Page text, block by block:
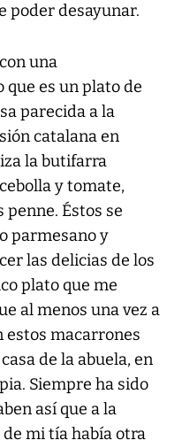
poder desayunar.
una
es un plato de
parecida a la
catalana en
la butifarra
y tomate,
penne. Éstos se
parmesano y
las delicias de los
plato que me
al menos una vez a
estos macarrones
de la abuela, en
Siempre ha sido
así que a la
mi tía había otra